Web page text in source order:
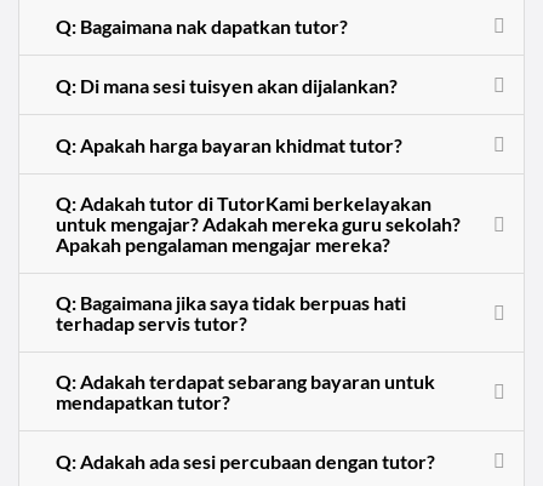
Q: Bagaimana nak dapatkan tutor?
Q: Di mana sesi tuisyen akan dijalankan?
Q: Apakah harga bayaran khidmat tutor?
Q: Adakah tutor di TutorKami berkelayakan
untuk mengajar? Adakah mereka guru sekolah?
Apakah pengalaman mengajar mereka?
Q: Bagaimana jika saya tidak berpuas hati
terhadap servis tutor?
Q: Adakah terdapat sebarang bayaran untuk
mendapatkan tutor?
Q: Adakah ada sesi percubaan dengan tutor?